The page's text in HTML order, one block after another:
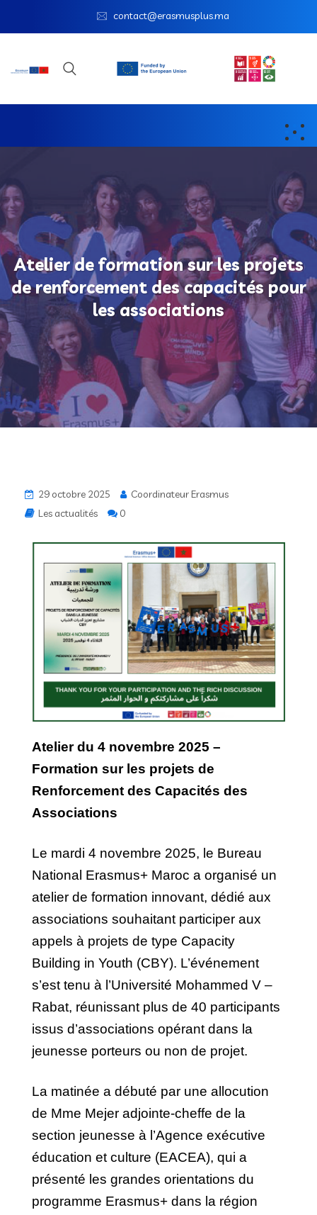
contact@erasmusplus.ma
Atelier de formation sur les projets
de renforcement des capacités pour
les associations
29 octobre 2025
Coordinateur Erasmus
Les actualités
0
Atelier du 4 novembre 2025 –
Formation sur les projets de
Renforcement des Capacités des
Associations
Le mardi 4 novembre 2025, le Bureau
National Erasmus+ Maroc a organisé un
atelier de formation innovant, dédié aux
associations souhaitant participer aux
appels à projets de type Capacity
Building in Youth (CBY). L’événement
s’est tenu à l’Université Mohammed V –
Rabat, réunissant plus de 40 participants
issus d’associations opérant dans la
jeunesse porteurs ou non de projet.
La matinée a débuté par une allocution
de Mme Mejer adjointe-cheffe de la
section jeunesse à l’Agence exécutive
éducation et culture (EACEA), qui a
présenté les grandes orientations du
programme Erasmus+ dans la région